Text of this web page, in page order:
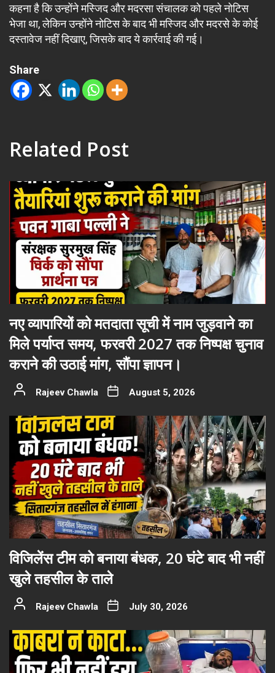
कहना है कि उन्होंने मस्जिद और मदरसा संचालक को पहले नोटिस
भेजा था, लेकिन उन्होंने नोटिस के बाद भी मस्जिद और मदरसे के कोई
दस्तावेज नहीं दिखाए, जिसके बाद ये कार्रवाई की गई।
Share
Related Post
नए व्यापारियों को मतदाता सूची में नाम जुड़वाने का
मिले पर्याप्त समय, फरवरी 2027 तक निष्पक्ष चुनाव
कराने की उठाई मांग, सौंपा ज्ञापन।
Rajeev Chawla August 5, 2026
विजिलेंस टीम को बनाया बंधक, 20 घंटे बाद भी नहीं
खुले तहसील के ताले
Rajeev Chawla July 30, 2026